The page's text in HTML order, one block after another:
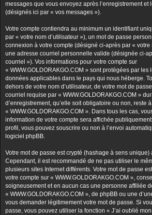
messages que vous envoyez après l’enregistrement et
(désignés ici par « vos messages »).
Votre compte contiendra au minimum un identifiant
par « votre nom d’utilisateur »), un mot de passe
connexion à votre compte (désigné ci-après par « votre
une adresse courriel personnelle valide (désignée ci-
courriel »). Vos informations pour votre compte sur
« WWW.GOLDORAKGO.COM » sont protégées par les
données applicables dans le pays qui nous héberge.
dehors de votre nom d’utilisateur, de votre mot de
courriel requise par « WWW.GOLDORAKGO.COM »
d’enregistrement, qu’elle soit obligatoire ou non, reste
« WWW.GOLDORAKGO.COM ». Dans tous les cas,
information de votre compte sera affichée
profil, vous pouvez souscrire ou non à l’envoi
logiciel phpBB.
Votre mot de passe est crypté (hashage à sens unique)
Cependant, il est recommandé de ne pas utiliser le
plusieurs sites Internet différents. Votre mot de passe
votre compte sur « WWW.GOLDORAKGO.COM »,
soigneusement et en aucun cas une personne affiliée
« WWW.GOLDORAKGO.COM », de phpBB ou une
vous demander légitimement votre mot de passe. Si
passe, vous pouvez utiliser la fonction « J’ai oublié